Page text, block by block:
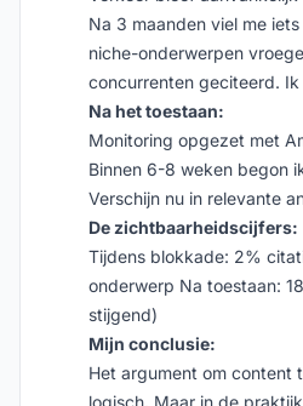
Na 3 maanden viel me
niche-onderwerpen
concurrenten geciteerd. Ik
Na het toestaan:
Monitoring opgezet met
Binnen 6-8 weken begon
Verschijn nu in relevante
De zichtbaarheidscijfers:
Tijdens blokkade: 2%
onderwerp Na toestaan:
stijgend)
Mijn conclusie:
Het argument om content
logisch. Maar in de